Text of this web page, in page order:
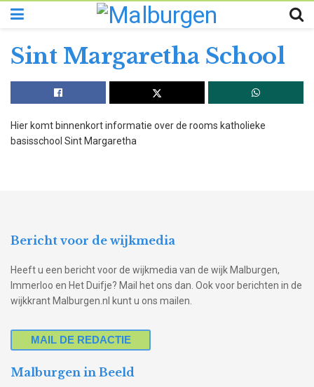
Sint Margaretha School
Hier komt binnenkort informatie over de rooms katholieke
basisschool Sint Margaretha
Bericht voor de wijkmedia
Heeft u een bericht voor de wijkmedia van de wijk Malburgen,
Immerloo en Het Duifje? Mail het ons dan. Ook voor berichten in de
wijkkrant Malburgen.nl kunt u ons mailen.
MAIL DE REDACTIE
Malburgen in Beeld